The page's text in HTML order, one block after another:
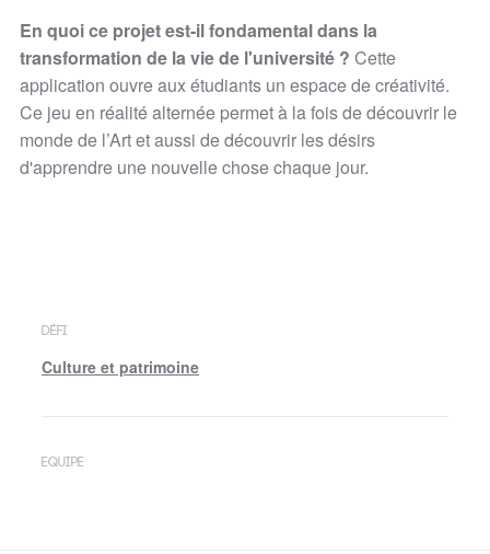
En quoi ce projet est-il fondamental dans la
transformation de la vie de l'université ? Cette
application ouvre aux étudiants un espace de créativité.
Ce jeu en réalité alternée permet à la fois de découvrir le
monde de l’Art et aussi de découvrir les désirs
d'apprendre une nouvelle chose chaque jour.
DÉFI
Culture et patrimoine
EQUIPE